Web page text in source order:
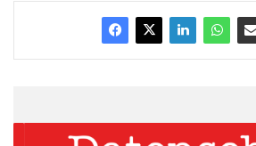
Zum Semesterstart im Haus der